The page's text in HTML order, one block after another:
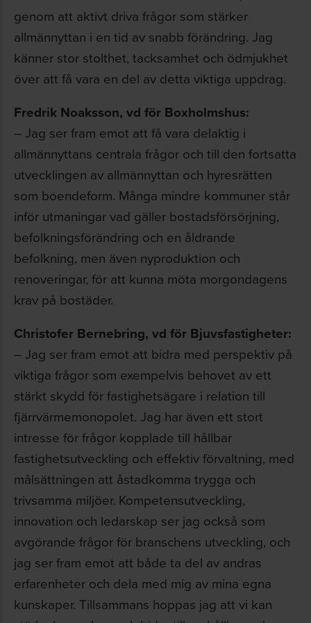
genom att aktivt driva frågor som stärker
allmännyttan i en tid av snabb förändring. Jag
känner stor stolthet, tacksamhet och ödmjukhet
över att få vara en del av detta viktiga uppdrag.
Fredrik Noaksson, vd för Boxholmshus:
– Jag ser fram emot att få vara delaktig i
allmännyttans centrala frågor och till den fortsatta
utvecklingen av allmännyttan och hyresrätten
som boendeform. Många mindre kommuner står
inför utmaningar vad gäller bostadsförsörjning,
befolkningsförändring och en åldrande
befolkning, men även nyproduktion och
renoveringar, för att kunna möta morgondagens
krav på bostäder.
Christofer Bernebring, vd för Bjuvsfastigheter:
– Jag ser fram emot att bidra med perspektiv på
viktiga frågor som exempelvis behovet av ett
stärkt skydd för fastighetsägare i relation till
fjärrvärmemonopolet. Jag har även ett stort
intresse för frågor kopplade till hållbar
fastighetsutveckling och effektiv förvaltning, med
målsättningen att åstadkomma trygga och
trivsamma miljöer. Kompetensutveckling,
innovation och ledarskap ser jag också som
avgörande frågor för branschens utveckling, och
jag ser fram emot att både ta del av andras
erfarenheter och dela med mig av mina egna
kunskaper. Tillsammans hoppas jag att vi kan